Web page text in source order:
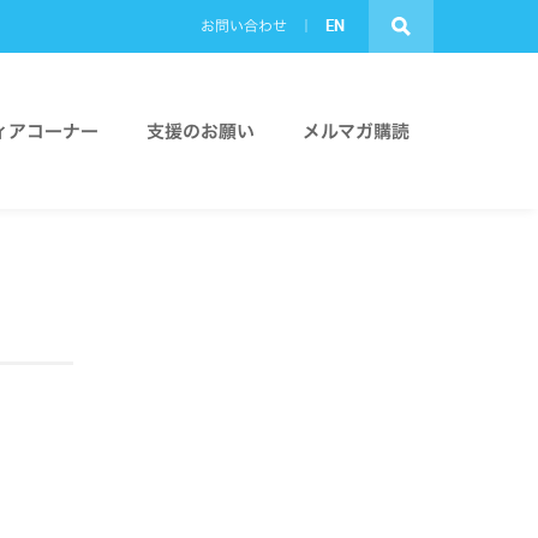
お問い合わせ EN
アコーナー 支援のお願い メルマガ購読